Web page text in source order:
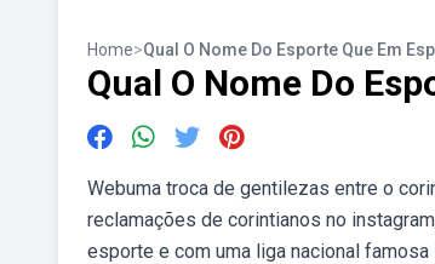
Home>Qual O Nome Do Esporte Que Em
Qual O Nome Do
Webuma troca de gentilezas entre o
reclamações de corintianos no
esporte e com uma liga nacional